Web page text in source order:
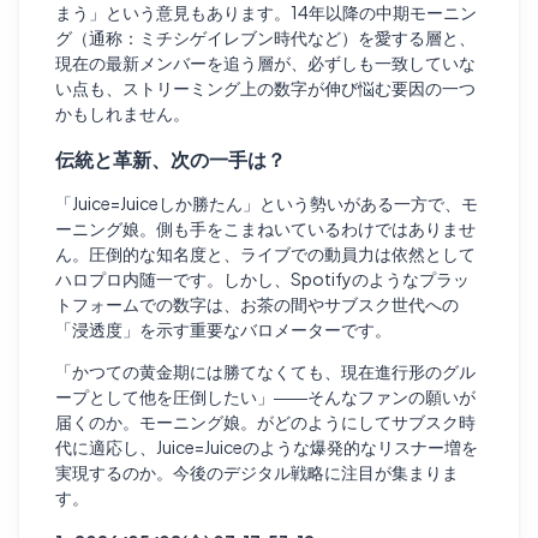
まう」という意見もあります。14年以降の中期モーニン
グ（通称：ミチシゲイレブン時代など）を愛する層と、
現在の最新メンバーを追う層が、必ずしも一致していな
い点も、ストリーミング上の数字が伸び悩む要因の一つ
かもしれません。
伝統と革新、次の一手は？
「Juice=Juiceしか勝たん」という勢いがある一方で、モ
ーニング娘。側も手をこまねいているわけではありませ
ん。圧倒的な知名度と、ライブでの動員力は依然として
ハロプロ内随一です。しかし、Spotifyのようなプラッ
トフォームでの数字は、お茶の間やサブスク世代への
「浸透度」を示す重要なバロメーターです。
「かつての黄金期には勝てなくても、現在進行形のグル
ープとして他を圧倒したい」――そんなファンの願いが
届くのか。モーニング娘。がどのようにしてサブスク時
代に適応し、Juice=Juiceのような爆発的なリスナー増を
実現するのか。今後のデジタル戦略に注目が集まりま
す。